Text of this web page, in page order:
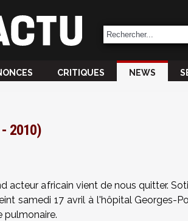
CRITIQUES NEWS
2010)
acteur africain vient de nous quitter.
samedi 17 avril à l'hôpital Georges-
pulmonaire.